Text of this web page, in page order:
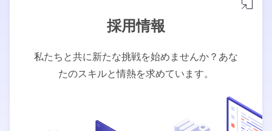
採用情報
私たちと共に新たな挑戦を始めませんか？あな
たのスキルと情熱を求めています。